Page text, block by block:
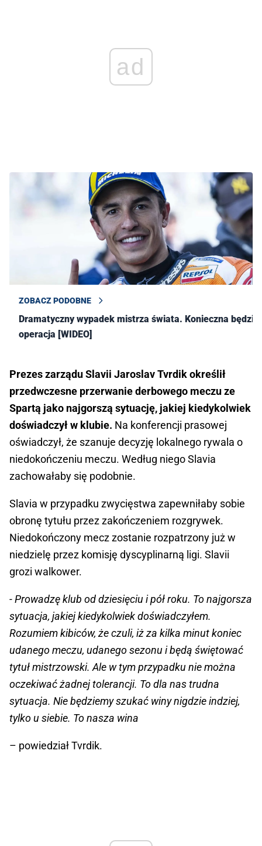
ad
ZOBACZ PODOBNE
Dramatyczny wypadek mistrza świata. Konieczna będzie
operacja [WIDEO]
Prezes zarządu Slavii Jaroslav Tvrdik określił
przedwczesne przerwanie derbowego meczu ze
Spartą jako najgorszą sytuację, jakiej kiedykolwiek
doświadczył w klubie. Na konferencji prasowej
oświadczył, że szanuje decyzję lokalnego rywala o
niedokończeniu meczu. Według niego Slavia
zachowałaby się podobnie.
Slavia w przypadku zwycięstwa zapewniłaby sobie
obronę tytułu przez zakończeniem rozgrywek.
Niedokończony mecz zostanie rozpatrzony już w
niedzielę przez komisję dyscyplinarną ligi. Slavii
grozi walkower.
- Prowadzę klub od dziesięciu i pół roku. To najgorsza
sytuacja, jakiej kiedykolwiek doświadczyłem.
Rozumiem kibiców, że czuli, iż za kilka minut koniec
udanego meczu, udanego sezonu i będą świętować
tytuł mistrzowski. Ale w tym przypadku nie można
oczekiwać żadnej tolerancji. To dla nas trudna
sytuacja. Nie będziemy szukać winy nigdzie indziej,
tylko u siebie. To nasza wina
– powiedział Tvrdik.